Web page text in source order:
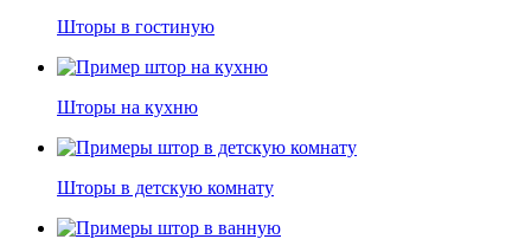
Шторы в гостиную
Шторы на кухню
Шторы в детскую комнату